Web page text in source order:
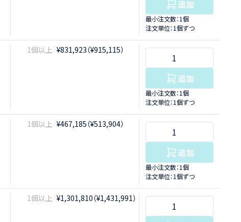
追加
最小注文数：1個
注文単位：1個ずつ
1個以上 ¥831,923（¥915,115）
追加
最小注文数：1個
注文単位：1個ずつ
1個以上 ¥467,185（¥513,904）
追加
最小注文数：1個
注文単位：1個ずつ
1個以上 ¥1,301,810（¥1,431,991）